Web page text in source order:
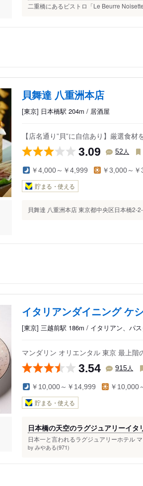
二重橋にあるビストロ「Le Beurre
貝舞達 八重洲本店
[東京] 日本橋駅 204m / 居酒屋
【店名通り”貝”に自信あり】厳選食
3.09 52 人
￥4,000～￥4,999 ￥3,000～￥
貯まる・使える
貝舞達 八重洲本店 東京都中央区日本橋2-
イタリアンダイニング ケ
[東京] 三越前駅 186m / イタリアン、パス
マンダリン オリエンタル 東京 最上
3.54 915人
￥10,000～￥14,999 ￥10,000
貯まる・使える
日本橋の天空のラグジュアリーイタ
日本一と言われるラグジュアリーホテル
by みやある(971)